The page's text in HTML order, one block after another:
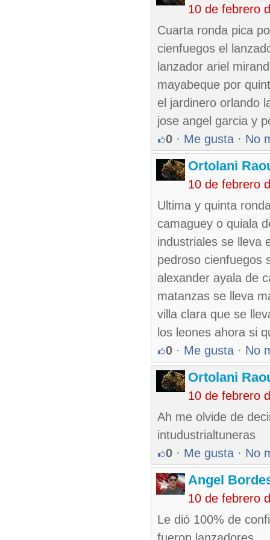
10 de febrero
Cuarta ronda pica
cienfuegos el
lanzador ariel
mayabeque por
el jardinero orlando
jose angel garcia y
0 · Me gusta · No
Ortolani
10 de febrero
Ultima y quinta
camaguey o quiala
industriales se lleva
pedroso cienfuegos
alexander ayala de
matanzas se lleva
villa clara que se
los leones ahora si
0 · Me gusta · No
Ortolani
10 de febrero
Ah me olvide de
intudustrialtuneras
0 · Me gusta · No
Angel
10 de febrero
Le dió 100% de